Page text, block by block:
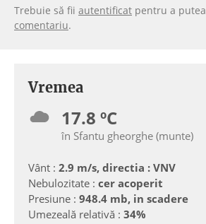
Trebuie să fii autentificat pentru a putea
comentariu.
Vremea
17.8 ºC
în Sfantu gheorghe (munte)
Vânt : 2.9 m/s, directia : VNV
Nebulozitate : cer acoperit
Presiune : 948.4 mb, in scadere
Umezeală relativă : 34%